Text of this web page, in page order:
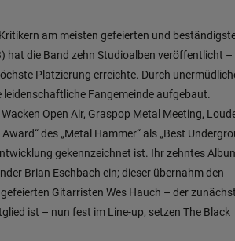
am meisten gefeierten und
hat die Band zehn Studioalben veröffentlicht –
Platzierung erreichte. Durch
Fangemeinde aufgebaut.
Open Air, Graspop Metal Meeting,
des „Metal Hammer“ als „Best
gekennzeichnet ist. Ihr zehntes
Brian Eschbach ein; dieser übernahm den
Gitarristen Wes Hauch – der
ist – nun fest im Line-up, setzen The Black